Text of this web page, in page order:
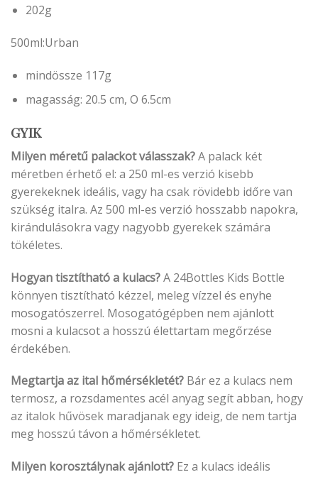
202g
500ml:Urban
mindössze 117g
magasság: 20.5 cm, O 6.5cm
GYIK
Milyen méretű palackot válasszak?A palack két
méretben érhető el: a 250 ml-es verzió kisebb
gyerekeknek ideális, vagy ha csak rövidebb időre van
szükség italra. Az 500 ml-es verzió hosszabb napokra,
kirándulásokra vagy nagyobb gyerekek számára
tökéletes.
Hogyan tisztítható a kulacs?A 24Bottles Kids Bottle
könnyen tisztítható kézzel, meleg vízzel és enyhe
mosogatószerrel. Mosogatógépben nem ajánlott
mosni a kulacsot a hosszú élettartam megőrzése
érdekében.
Megtartja az ital hőmérsékletét? Bár ez a kulacs nem
termosz, a rozsdamentes acél anyag segít abban, hogy
az italok hűvösek maradjanak egy ideig, de nem tartja
meg hosszú távon a hőmérsékletet.
Milyen korosztálynak ajánlott? Ez a kulacs ideális